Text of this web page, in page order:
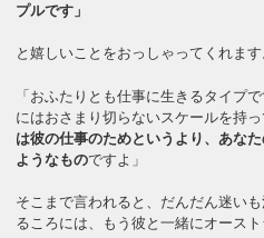
プルです」
と嬉しいことをおっしゃってくれます
「おふたりとも仕事に生きるタイプ
にはおさまり切らないスケールを持
は彼の仕事のためというより、あな
ようなものですよ」
そこまで言われると、だんだん迷い
るころには、もう彼と一緒にオース